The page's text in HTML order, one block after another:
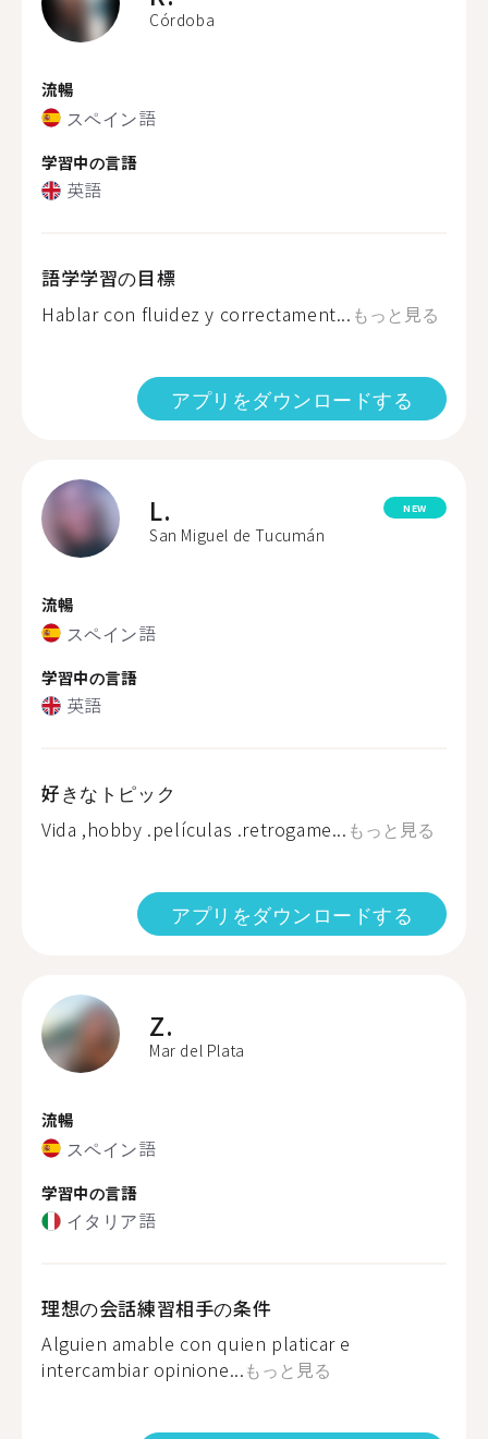
Córdoba
流暢
スペイン語
学習中の言語
英語
語学学習の目標
Hablar con fluidez y correctament... もっと見る
アプリをダウンロードする
L.
San Miguel de Tucumán
NEW
流暢
スペイン語
学習中の言語
英語
好きなトピック
Vida ,hobby .películas .retrogame... もっと見る
アプリをダウンロードする
Z.
Mar del Plata
流暢
スペイン語
学習中の言語
イタリア語
理想の会話練習相手の条件
Alguien amable con quien platicar e
intercambiar opinione...もっと見る